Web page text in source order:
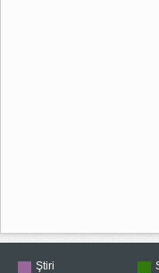
Ştiri